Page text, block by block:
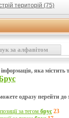
територій (75)
за алфавітом
яка містить
одразу перейти до
за тегом брус 23